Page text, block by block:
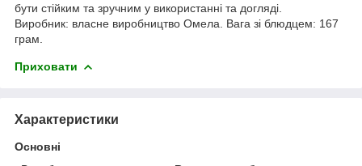
бути стійким та зручним у використанні та догляді.
Виробник: власне виробництво Омела. Вага зі блюдцем: 167
грам.
Приховати
Характеристики
Основні